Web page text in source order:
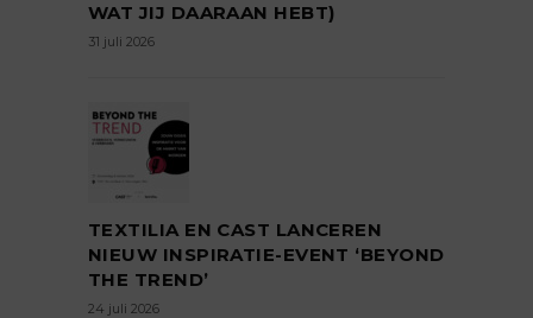
WAT JIJ DAARAAN HEBT)
31 juli 2026
TEXTILIA EN CAST LANCEREN
NIEUW INSPIRATIE-EVENT ‘BEYOND
THE TREND’
24 juli 2026